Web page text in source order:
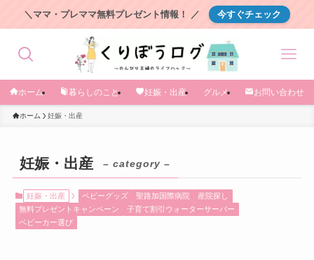
＼ママ・プレママ無料プレゼント情報！ ／ 今すぐチェック
ホーム 暮らしのこと 妊娠・出産 グルメ お問い合わせ
ホーム 妊娠・出産
妊娠・出産 – category –
妊娠・出産 ベビーグッズ 聖路加国際病院
産院探し
無料プレゼントキャンペーン
子育て割引ウォーターサーバー
ベビーカー選び